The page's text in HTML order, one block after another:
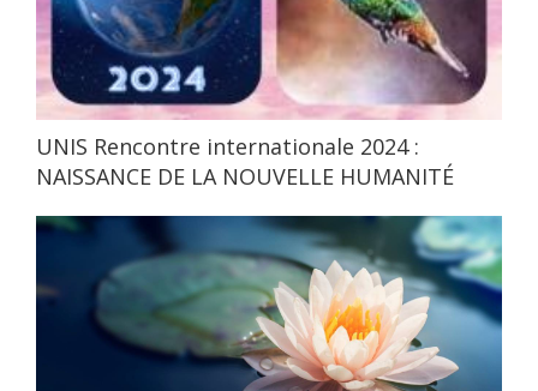
UNIS Rencontre internationale 2024 :
NAISSANCE DE LA NOUVELLE HUMANITÉ